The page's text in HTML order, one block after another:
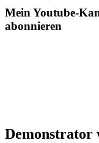
Mein Youtube-
abonnieren
Demonstrator